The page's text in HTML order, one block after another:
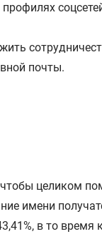
почты.
целиком
имени
в то время